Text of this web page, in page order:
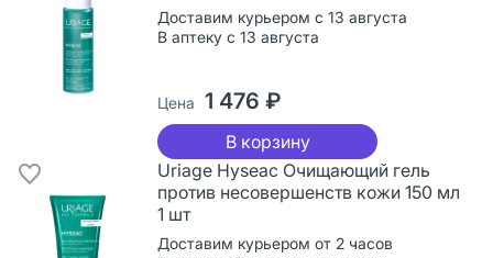
Доставим курьером с 13 августа
В аптеку с 13 августа
Цена 1 476 ₽
В корзину
Uriage Hyseac Очищающий гель
против несовершенств кожи 150 мл
1 шт
Доставим курьером от 2 часов